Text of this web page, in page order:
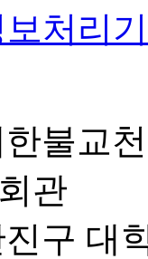
처리
불교
관
구 대